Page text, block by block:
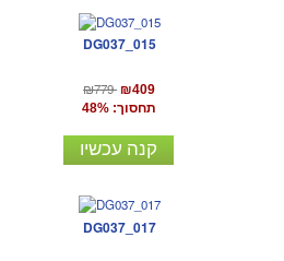
DG037_015
₪779 ₪409
תחסוך: 48%
קנה עכשיו
DG037_017